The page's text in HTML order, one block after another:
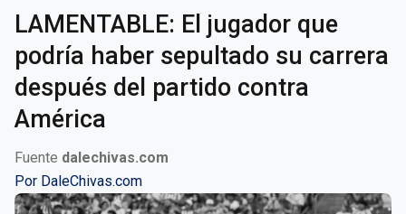
LAMENTABLE: El jugador que
podría haber sepultado su carrera
después del partido contra
América
Fuente dalechivas.com
Por DaleChivas.com